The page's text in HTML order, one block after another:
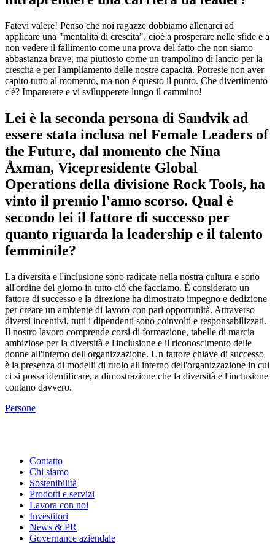
Fatevi valere! Penso che noi ragazze dobbiamo allenarci ad
applicare una "mentalità di crescita", cioè a prosperare nelle sfide e a
non vedere il fallimento come una prova del fatto che non siamo
abbastanza brave, ma piuttosto come un trampolino di lancio per la
crescita e per l'ampliamento delle nostre capacità. Potreste non aver
capito tutto al momento, ma non è questo il punto. Che divertimento
c'è? Imparerete e vi svilupperete lungo il cammino!
Lei è la seconda persona di Sandvik ad
essere stata inclusa nel Female Leaders of
the Future, dal momento che Nina
Åxman, Vicepresidente Global
Operations della divisione Rock Tools, ha
vinto il premio l'anno scorso. Qual è
secondo lei il fattore di successo per
quanto riguarda la leadership e il talento
femminile?
La diversità e l'inclusione sono radicate nella nostra cultura e sono
all'ordine del giorno in tutto ciò che facciamo. È considerato un
fattore di successo e la direzione ha dimostrato impegno e dedizione
per creare un ambiente di lavoro con pari opportunità. Attraverso
diversi incentivi, tutti i dipendenti sono coinvolti e responsabilizzati.
Il nostro lavoro comprende corsi di formazione, tabelle di marcia
ambiziose per la diversità e l'inclusione e il riconoscimento delle
donne all'interno dell'organizzazione. Un fattore chiave di successo
è la presenza di modelli di ruolo all'interno dell'organizzazione in cui
ci si possa identificare, a dimostrazione che la diversità e l'inclusione
contano davvero.
Persone
Contatto
Chi siamo
Sostenibilità
Prodotti e servizi
Lavora con noi
Investitori
News & PR
Governance aziendale